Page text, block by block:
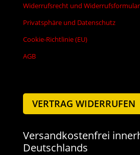
Widerrufsrecht und Widerrufsformular
Privatsphäre und Datenschutz
Cookie-Richtlinie (EU)
AGB
VERTRAG WIDERRUFEN
Versandkostenfrei
Deutschlands